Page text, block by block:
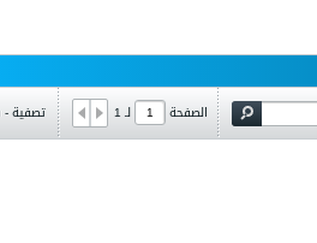
الصفحة لـ1 تصفية -